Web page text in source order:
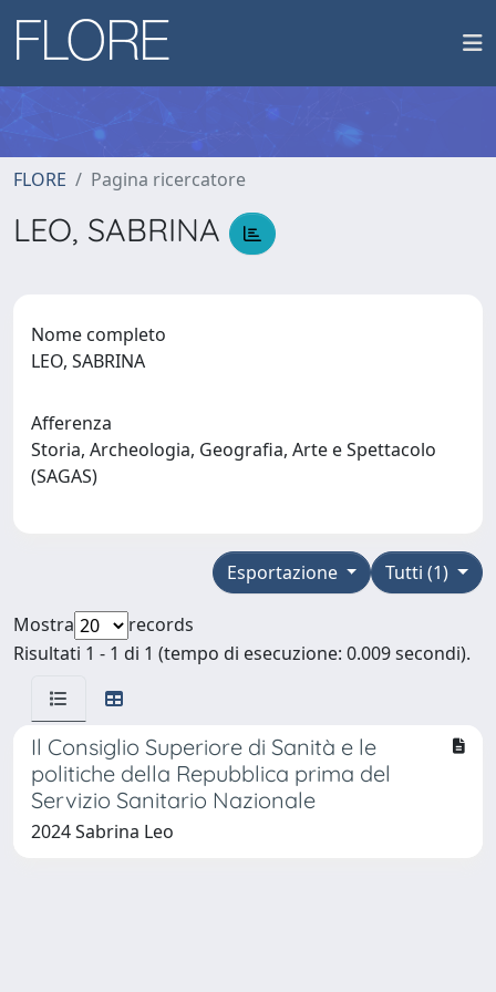
FLORE Pagina ricercatore
LEO, SABRINA
Nome completo
LEO, SABRINA
Afferenza
Storia, Archeologia, Geografia, Arte e Spettacolo
(SAGAS)
Tutti (1)
Esportazione
Mostra
records
Risultati 1 - 1 di 1 (tempo di esecuzione: 0.009 secondi).
Il Consiglio Superiore di Sanità e le
politiche della Repubblica prima del
Servizio Sanitario Nazionale
2024 Sabrina Leo